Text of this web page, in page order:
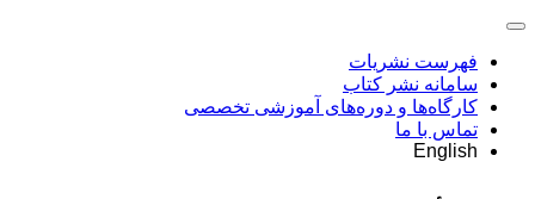
فهرست نشریات
سامانه نشر کتاب
کارگاه‌ها و دوره‌های آموزشی تخصصی
تماس با ما
English